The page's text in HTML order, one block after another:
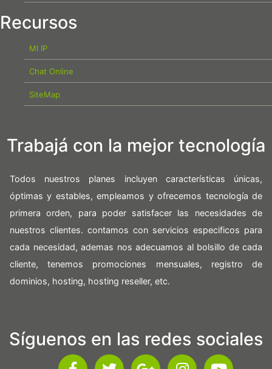
Recursos
MI IP
Chat Online
SiteMap
Trabajá con la mejor tecnología
Todos nuestros planes incluyen características únicas,
óptimas y estables, empleamos y ofrecemos tecnología de
primera orden, para poder satisfacer las necesidades de
nuestros clientes. contamos con servicios especificos para
cada necesidad, ademas nos adecuamos al bolsillo de cada
cliente, tenemos promociones mensuales, registro de
dominios, hosting, hosting reseller, etc.
Síguenos en las redes sociales